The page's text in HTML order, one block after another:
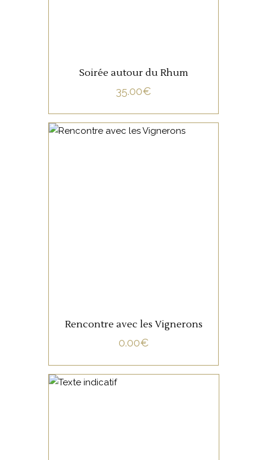
Soirée autour du Rhum
35.00€
Rencontre avec les Vignerons
0.00€